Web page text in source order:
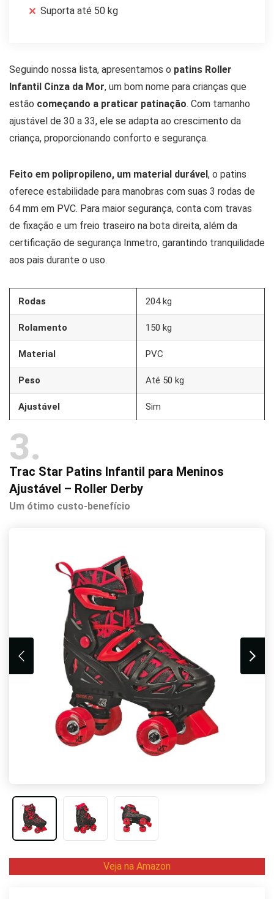
Suporta até 50 kg
Seguindo nossa lista, apresentamos o patins Roller
Infantil Cinza da Mor, um bom nome para crianças que
estão começando a praticar patinação. Com tamanho
ajustável de 30 a 33, ele se adapta ao crescimento da
criança, proporcionando conforto e segurança.
Feito em polipropileno, um material durável , o patins
oferece estabilidade para manobras com suas 3 rodas de
64 mm em PVC. Para maior segurança, conta com travas
de fixação e um freio traseiro na bota direita, além da
certificação de segurança Inmetro, garantindo tranquilidade
aos pais durante o uso.
Rodas 204 kg
Rolamento 150 kg
Material PVC
Peso Até 50 kg
Ajustável Sim
3
Trac Star Patins Infantil para Meninos
Ajustável – Roller Derby
Um ótimo custo-benefício
Veja na Amazon